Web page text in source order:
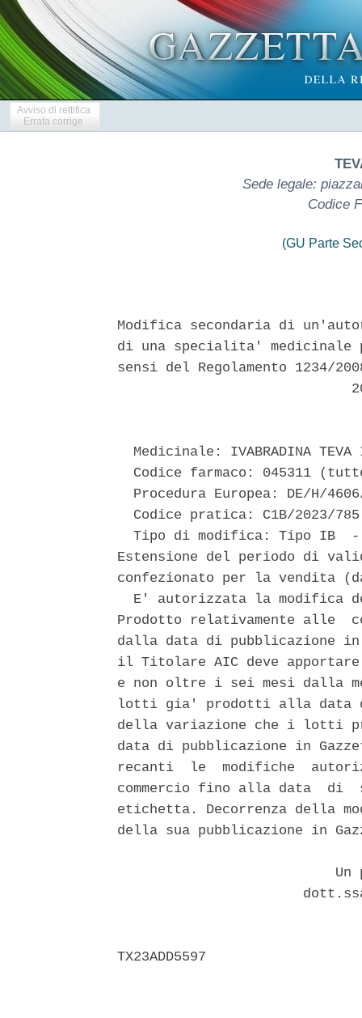
Avviso di rettifica
Errata corrige
Sede legale:
Codice
(GU Parte
Modifica secondaria di
di una specialita' medicinale
sensi del Regolamento 1234/
Medicinale: IVABRADINA TEVA
Codice farmaco: 045311
Procedura Europea: DE/H/
Codice pratica: C1B/2023/
Tipo di modifica: Tipo IB
Estensione del periodo di
confezionato per la vendita
E' autorizzata la modifica
Prodotto relativamente alle
dalla data di pubblicazione
il Titolare AIC deve
e non oltre i sei mesi dalla
lotti gia' prodotti alla data
della variazione che i lotti
data di pubblicazione in
recanti  le  modifiche
commercio fino alla data  di
etichetta. Decorrenza della
della sua pubblicazione in
Un